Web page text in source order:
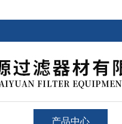
产品中心